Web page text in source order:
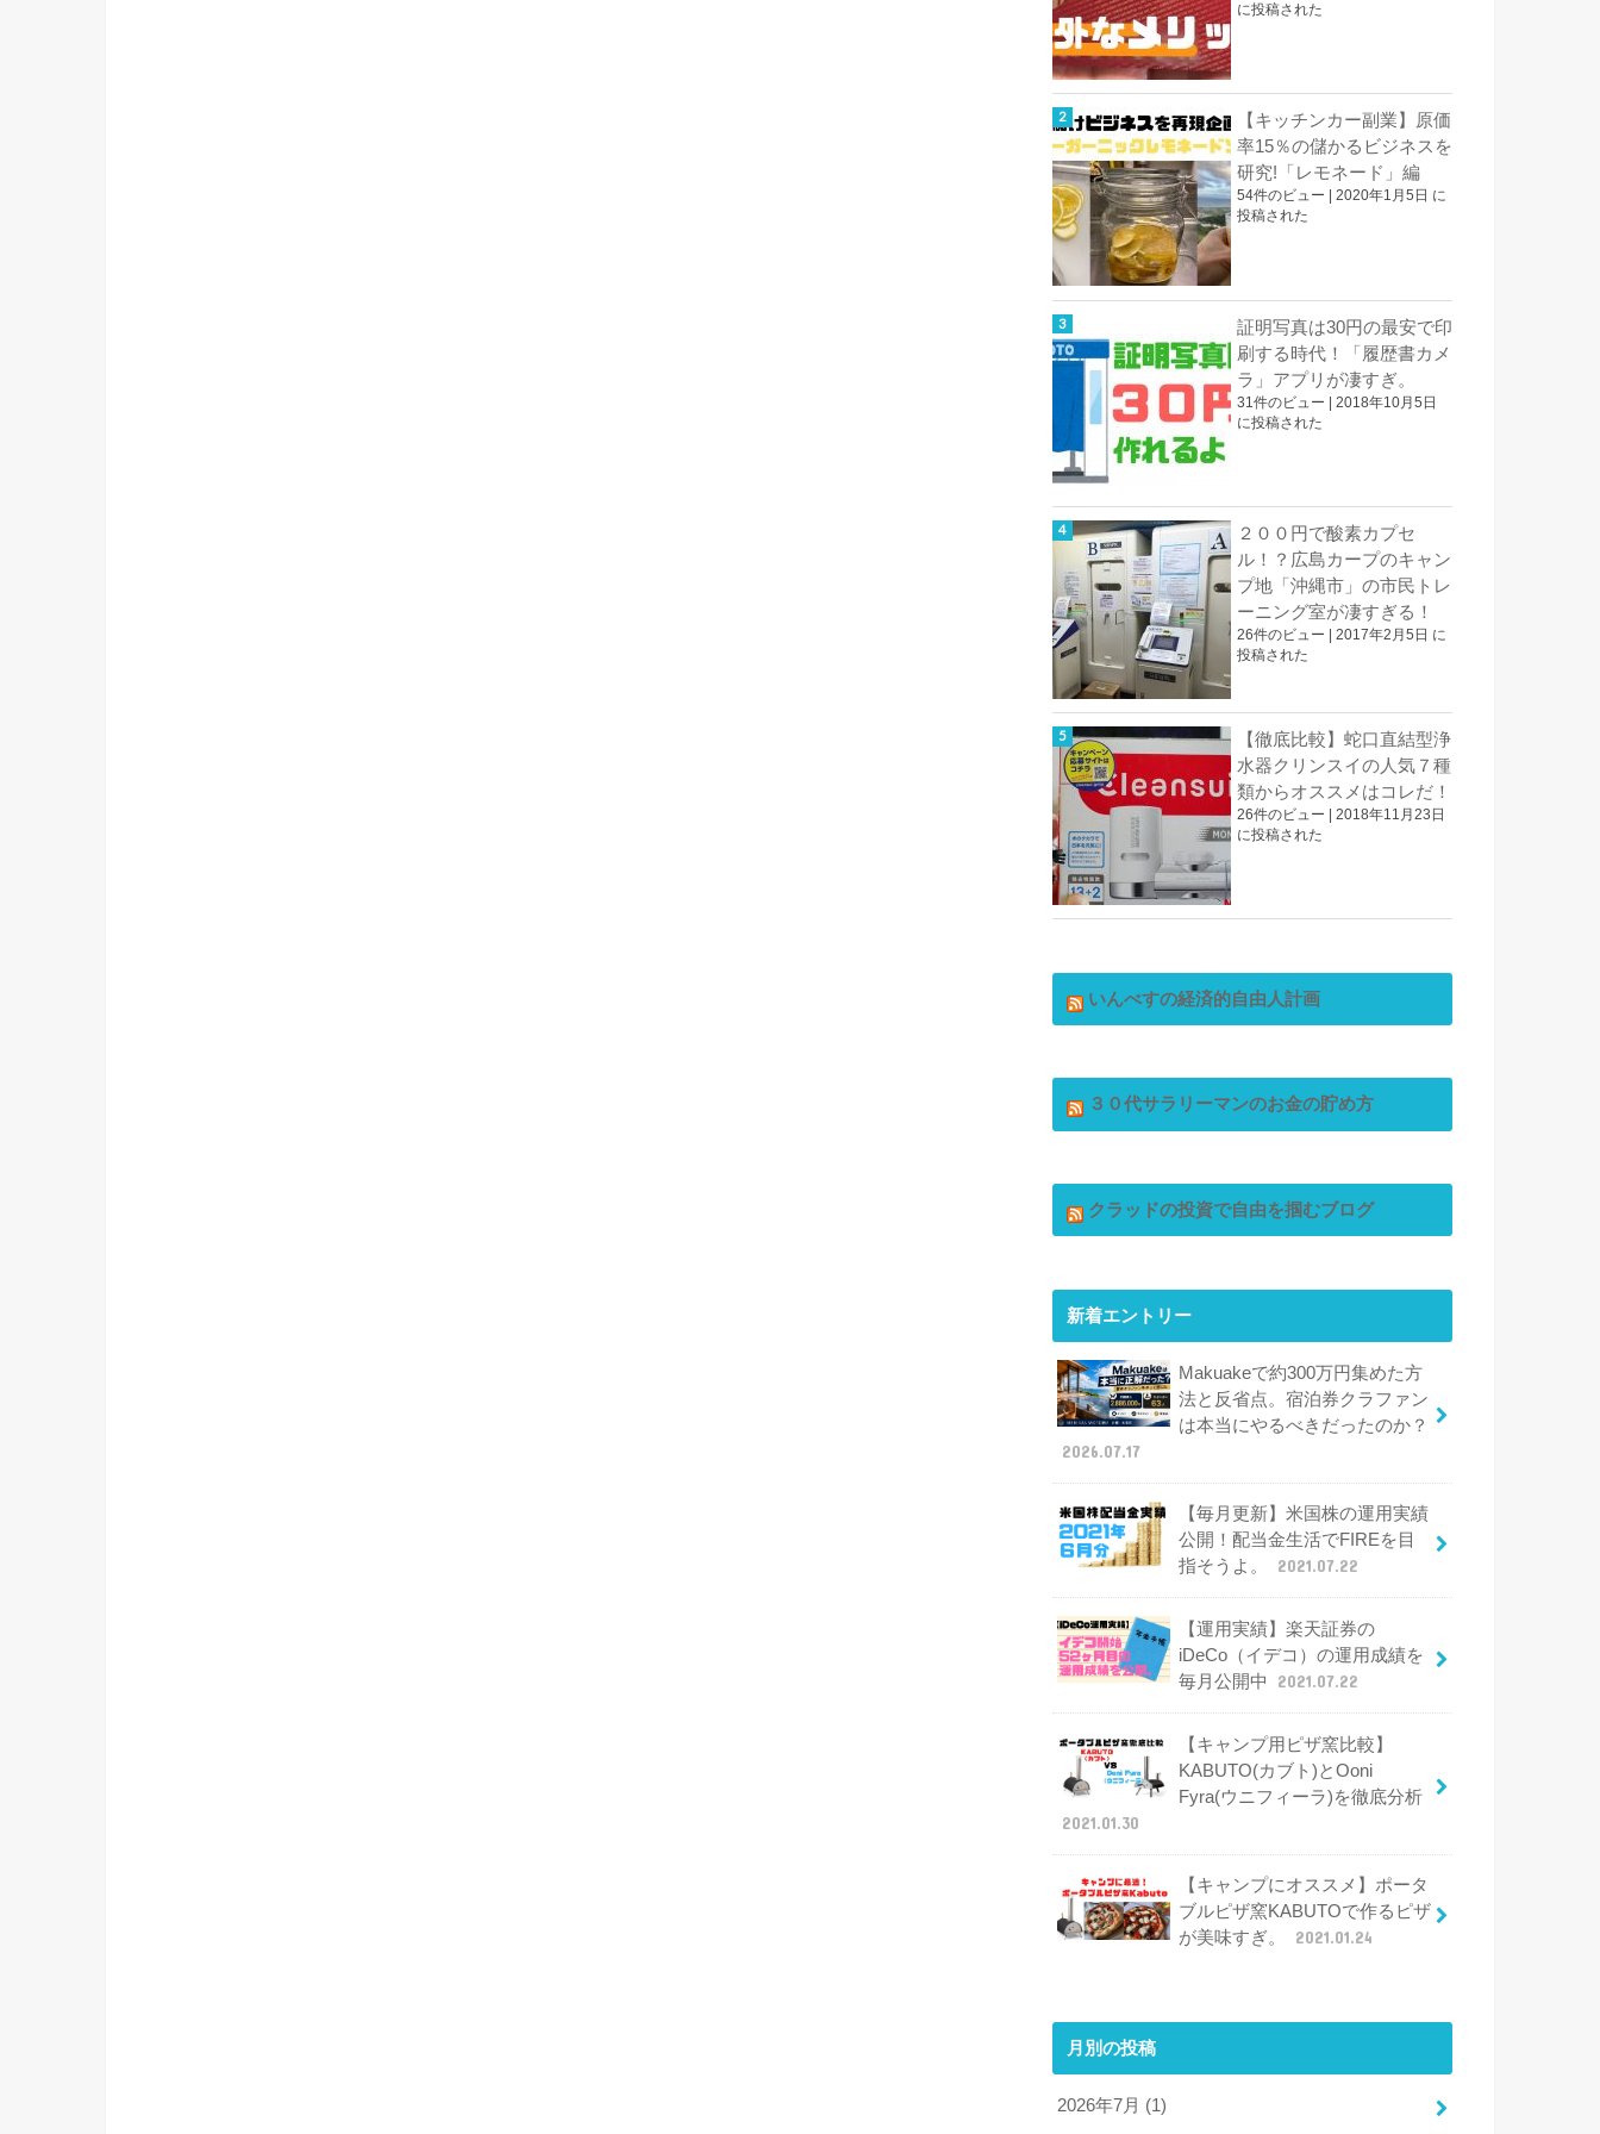
に投稿された
【キッチンカー副業】原価
率15％の儲かるビジネスを
研究!「レモネード」編
54件のビュー
2020年1月5日 に
投稿された
証明写真は30円の最安で印
刷する時代！「履歴書カメ
ラ」アプリが凄すぎ。
31件のビュー | 2018年10月5日
に投稿された
２００円で酸素カプセ
ル！？広島カープのキャン
プ地「沖縄市」の市民トレ
ーニング室が凄すぎる！
26件のビュー | 2017年2月5日 に
投稿された
【徹底比較】蛇口直結型浄
水器クリンスイの人気７種
類からオススメはコレだ！
26件のビュー
2018年11月23日
に投稿された
いんべすの経済的自由人計画
３０代サラリーマンのお金の貯め方
クラッドの投資で自由を掴むブログ
新着エントリー
Makuakeで約300万円集めた方
法と反省点。宿泊券クラファン
は本当にやるべきだったのか？
2026.07.17
【毎月更新】米国株の運用実績
公開！配当金生活でFIREを目
指そうよ。
2021.07.22
【運用実績】楽天証券の
iDeCo（イデコ）の運用成績を
毎月公開中
2021.07.22
【キャンプ用ピザ窯比較】
KABUTO(カブト)とOoni
Fyra(ウニフィーラ)を徹底分析
2021.01.30
【キャンプにオススメ】ポータ
ブルピザ窯KABUTOで作るピザ
が美味すぎ。
2021.01.24
月別の投稿
2026年7月 (1)